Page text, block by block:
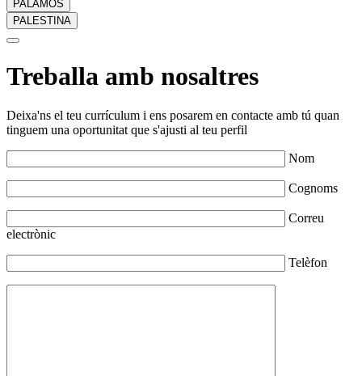
PALAMÓS
PALESTINA
Treballa amb nosaltres
Deixa'ns el teu currículum i ens posarem en contacte amb tú quan
tinguem una oportunitat que s'ajusti al teu perfil
Nom
Cognoms
Correu
electrònic
Telèfon